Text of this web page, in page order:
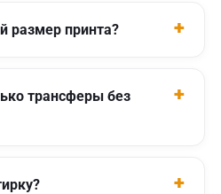
размер принта?
трансферы без